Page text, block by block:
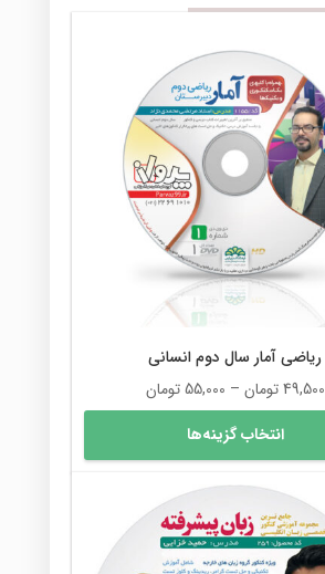
ریاضی آمار سال دوم انسانی
49,500 تومان –
55,000 تومانمحدوده
قیمت:
تا
انتخاب گزینه‌ها